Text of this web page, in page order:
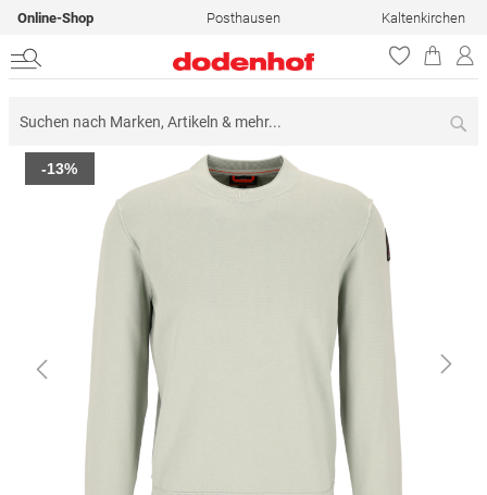
Online-Shop Posthausen Kaltenkirchen
Zum
Ende
Bildergalerie
-13%